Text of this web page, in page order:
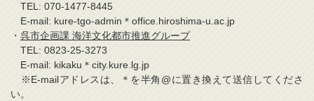
TEL: 070-1477-8445
E-mail: kure-tgo-admin＊office.hiroshima-u.ac.jp
・ 呉市企画課 海洋文化都市推進グループ
TEL: 0823-25-3273
E-mail: kikaku＊city.kure.lg.jp
※E-mailアドレスは、＊を半角@に置き換えて送信してくださ
い。